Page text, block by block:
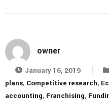
owner
January 16, 2019
plans, Competitive research,
accounting, Franchising,